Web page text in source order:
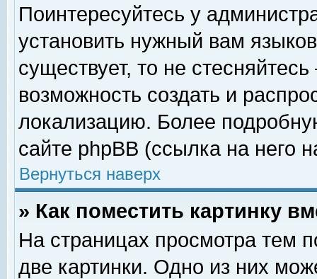
Поинтересуйтесь у
установить нужный вам
существует, то не
возможность создать и
локализацию. Более
сайте phpBB (ссылка на него
Вернуться наверх
» Как поместить картинку
На страницах просмотра тем
две картинки. Одно из них